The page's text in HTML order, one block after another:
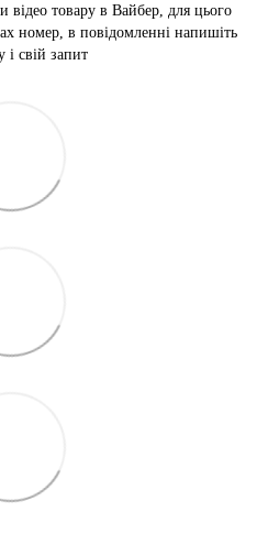
товару в Вайбер, для цього
номер, в повідомленні напишіть
і свій запит